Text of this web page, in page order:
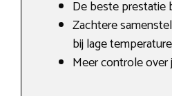
De beste prestatie
Zachtere
bij lage
Meer controle over